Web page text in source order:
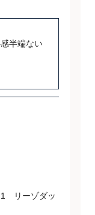
半端ない
1 リーゾダッ